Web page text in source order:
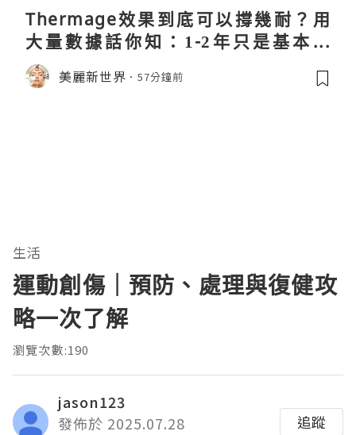
Thermage效果到底可以撐幾耐？用
大量數據話你知：1-2年只是基本操
作！
美麗新世界 57分鐘前
生活
運動創傷｜預防、處理與復健攻
略一次了解
瀏覽次數:190
jason123
發佈於 2025.07.28
追蹤